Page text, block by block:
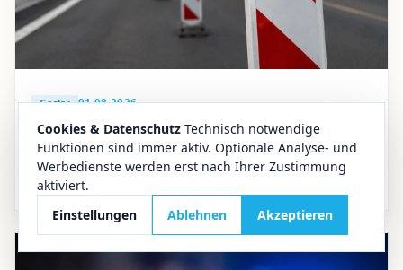
Cookies & Datenschutz Technisch notwendige
Funktionen sind immer aktiv. Optionale Analyse- und
Werbedienste werden erst nach Ihrer Zustimmung
aktiviert.
Einstellungen
Ablehnen Akzeptieren
Goslar 01.08.2026
Verkehr im Oberharz
B 241 bei Goslar drei Wochen dicht: Diese
Umleitung gilt im Oberharz